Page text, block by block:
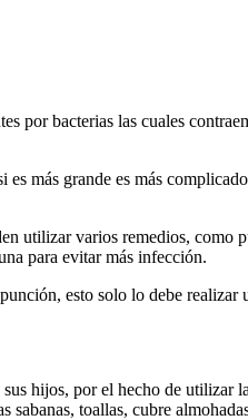
por bacterias las cuales
más grande es más
utilizar varios remedios,
para evitar más infección.
esto solo lo debe
hijos, por el hecho de utilizar
sabanas, toallas, cubre